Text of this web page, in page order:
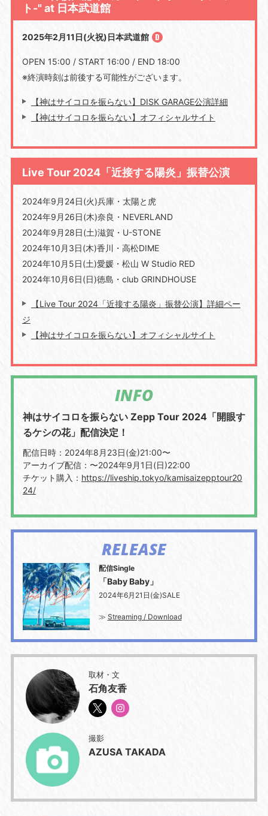
ト-" at 日本武道館
2025年2月11日(火祝)日本武道館
OPEN 15:00 / START 16:00 / END 18:00
※終演時刻は前後する可能性がございます。
【神はサイコロを振らない】DISK GARAGE公演詳細
【神はサイコロを振らない】オフィシャルサイト
Live Tour 2024「近接する陽炎」振替公演
2024年9月24日(火)兵庫・太陽と虎
2024年9月26日(木)奈良・NEVERLAND
2024年9月28日(土)滋賀・U-STONE
2024年10月3日(木)香川・高松DIME
2024年10月5日(土)愛媛・松山 W Studio RED
2024年10月6日(日)徳島・club GRINDHOUSE
【Live Tour 2024「近接する陽炎」振替公演】詳細ペー
ジ
【神はサイコロを振らない】オフィシャルサイト
INFO
神はサイコロを振らない Zepp Tour 2024「開眼す
るケシの花」配信決定！
配信日時：2024年8月23日(金)21:00〜
アーカイブ配信：〜2024年9月1日(日)22:00
チケット購入： https://liveship.tokyo/kamisaizepptour20
24/
RELEASE
配信Single
「Baby Baby」
2024年6月21日(金)SALE
≫ Streaming / Download
取材・文
石角友香
撮影
AZUSA TAKADA